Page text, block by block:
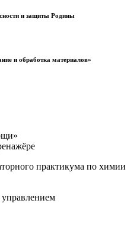
и защиты Родины
и обработка материалов»
практикума по химии